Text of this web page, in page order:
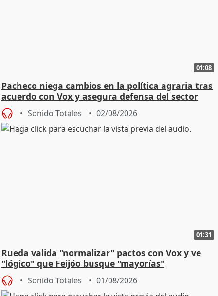
01:08
Pacheco niega cambios en la política agraria tras
acuerdo con Vox y asegura defensa del sector
Sonido Totales 02/08/2026
01:31
Rueda valida "normalizar" pactos con Vox y ve
"lógico" que Feijóo busque "mayorías"
Sonido Totales 01/08/2026